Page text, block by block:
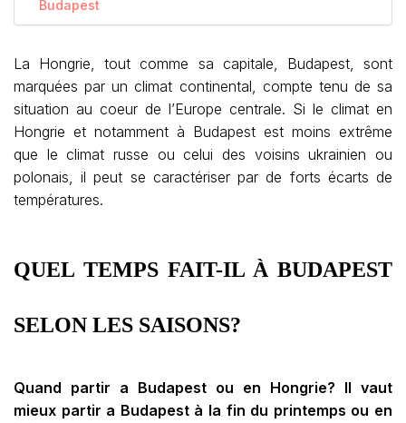
Budapest
La Hongrie, tout comme sa capitale, Budapest, sont
marquées par un climat continental, compte tenu de sa
situation au coeur de l’Europe centrale. Si le climat en
Hongrie et notamment à Budapest est moins extrême
que le climat russe ou celui des voisins ukrainien ou
polonais, il peut se caractériser par de forts écarts de
températures.
QUEL TEMPS FAIT-IL À BUDAPEST
SELON LES SAISONS?
Quand partir a Budapest ou en Hongrie? Il vaut
mieux partir a Budapest à la fin du printemps ou en